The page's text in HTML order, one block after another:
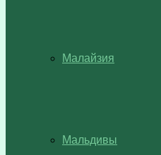
Малайзия
Мальдивы